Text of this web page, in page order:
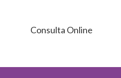
Consulta Online